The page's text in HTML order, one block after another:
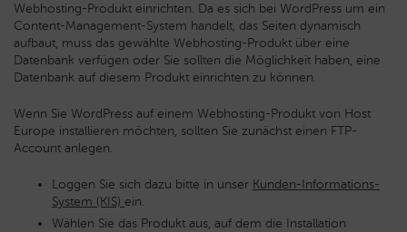
Webhosting-Produkt einrichten. Da es sich bei WordPress um ein
Content-Management-System handelt, das Seiten dynamisch
aufbaut, muss das gewählte Webhosting-Produkt über eine
Datenbank verfügen oder Sie sollten die Möglichkeit haben, eine
Datenbank auf diesem Produkt einrichten zu können.
Wenn Sie WordPress auf einem Webhosting-Produkt von Host
Europe installieren möchten, sollten Sie zunächst einen FTP-
Account anlegen.
Loggen Sie sich dazu bitte in unser Kunden-Informations-
System (KIS) ein.
Wählen Sie das Produkt aus, auf dem die Installation